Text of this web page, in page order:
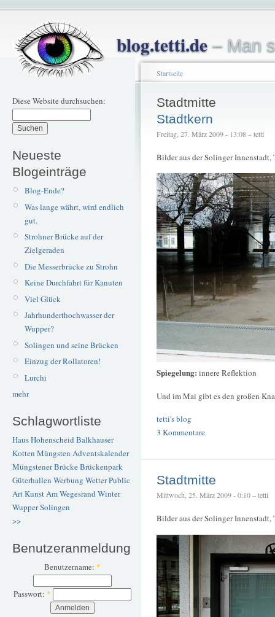
blog.tetti.de– Man
Diese Website durchsuchen:
Neueste
Blogeinträge
Blog-Ende?
Was lange währt, wird endlich
gut.
Strohner Brücke auf der
Zielgeraden
Die Messerbrücke zu Strohn
Keine Durchfahrt für Kanuten
Viel Glück
Jahrhunderthochwasser der
Wupper?
Solingen und seine Brücken
Einzug der Rollatoren!
Lurchi
mehr
Schlagwortliste
Haus Hohenscheid Balkhauser
Kotten Müngsten Adventskalender
Müngstener BrückeBrückenpark
Güterhallen Werbung WetterPublic
ArtKunstAm Wegesrand Winter
WupperSolingen
>>
Benutzeranmeldung
Benutzername: *
Passwort: *
Startseite
Stadtmitte
Stadtkern
Freitag, 27. März 2009 - 13:08 – tetti
Bilder aus der Solinger
Spiegelung: innere Reflektion
Und im Mai gibt es den großen
tetti's blog
3 Kommentare
Stadtmitte
Mittwoch, 25. März 2009 - 0:10 – tetti
Bilder aus der Solinger Innenstadt,